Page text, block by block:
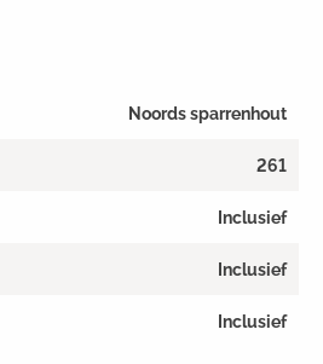
Noords sparrenhout
261
Inclusief
Inclusief
Inclusief